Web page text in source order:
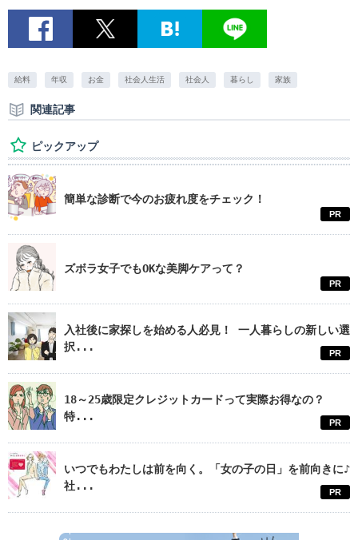
給料 年収 お金 社会人生活 社会人 暮らし 家族
関連記事
ピックアップ
簡単な診断で今のお疲れ度をチェック！
PR
ズボラ女子でもOKな美脚ケアって？
PR
入社後に家探しを始める人必見！ 一人暮らしの新しい選
択...
PR
18～25歳限定クレジットカードって実際お得なの？
特...
PR
いつでもわたしは前を向く。「女の子の日」を前向きに♪
社...
PR